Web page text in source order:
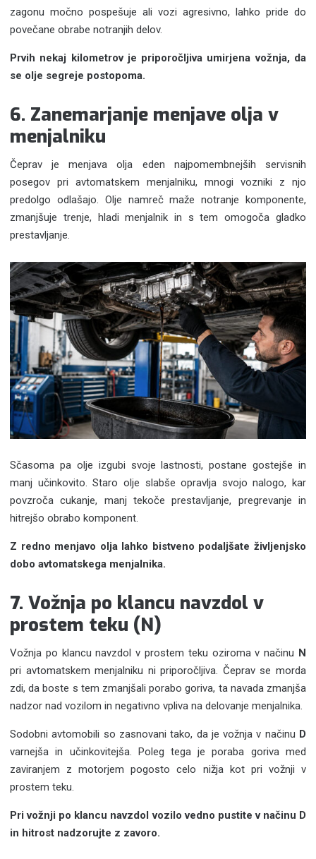
zagonu močno pospešuje ali vozi agresivno, lahko pride do
povečane obrabe notranjih delov.
Prvih nekaj kilometrov je priporočljiva umirjena vožnja, da
se olje segreje postopoma.
6. Zanemarjanje menjave olja v
menjalniku
Čeprav je menjava olja eden najpomembnejših servisnih
posegov pri avtomatskem menjalniku, mnogi vozniki z njo
predolgo odlašajo. Olje namreč maže notranje komponente,
zmanjšuje trenje, hladi menjalnik in s tem omogoča gladko
prestavljanje.
Sčasoma pa olje izgubi svoje lastnosti, postane gostejše in
manj učinkovito. Staro olje slabše opravlja svojo nalogo, kar
povzroča cukanje, manj tekoče prestavljanje, pregrevanje in
hitrejšo obrabo komponent.
Z redno menjavo olja lahko bistveno podaljšate življenjsko
dobo avtomatskega menjalnika.
7. Vožnja po klancu navzdol v
prostem teku (N)
Vožnja po klancu navzdol v prostem teku oziroma v načinu N
pri avtomatskem menjalniku ni priporočljiva. Čeprav se morda
zdi, da boste s tem zmanjšali porabo goriva, ta navada zmanjša
nadzor nad vozilom in negativno vpliva na delovanje menjalnika.
Sodobni avtomobili so zasnovani tako, da je vožnja v načinu D
varnejša in učinkovitejša. Poleg tega je poraba goriva med
zaviranjem z motorjem pogosto celo nižja kot pri vožnji v
prostem teku.
Pri vožnji po klancu navzdol vozilo vedno pustite v načinu D
in hitrost nadzorujte z zavoro.